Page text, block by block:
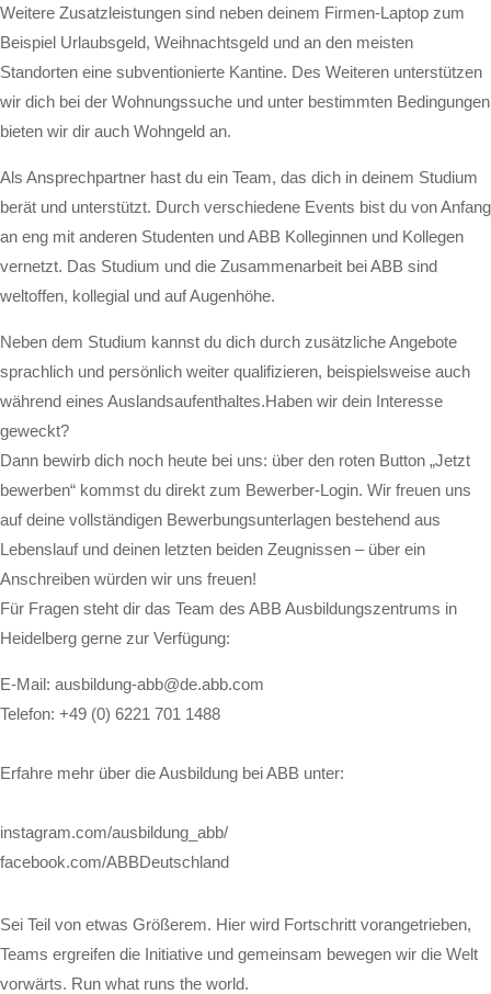
Weitere Zusatzleistungen sind neben deinem Firmen-Laptop zum
Beispiel Urlaubsgeld, Weihnachtsgeld und an den meisten
Standorten eine subventionierte Kantine. Des Weiteren unterstützen
wir dich bei der Wohnungssuche und unter bestimmten Bedingungen
bieten wir dir auch Wohngeld an.
Als Ansprechpartner hast du ein Team, das dich in deinem Studium
berät und unterstützt. Durch verschiedene Events bist du von Anfang
an eng mit anderen Studenten und ABB Kolleginnen und Kollegen
vernetzt. Das Studium und die Zusammenarbeit bei ABB sind
weltoffen, kollegial und auf Augenhöhe.
Neben dem Studium kannst du dich durch zusätzliche Angebote
sprachlich und persönlich weiter qualifizieren, beispielsweise auch
während eines Auslandsaufenthaltes.Haben wir dein Interesse
geweckt?
Dann bewirb dich noch heute bei uns: über den roten Button „Jetzt
bewerben“ kommst du direkt zum Bewerber-Login. Wir freuen uns
auf deine vollständigen Bewerbungsunterlagen bestehend aus
Lebenslauf und deinen letzten beiden Zeugnissen – über ein
Anschreiben würden wir uns freuen!
Für Fragen steht dir das Team des ABB Ausbildungszentrums in
Heidelberg gerne zur Verfügung:
E-Mail: ausbildung-abb@de.abb.com
Telefon: +49 (0) 6221 701 1488
Erfahre mehr über die Ausbildung bei ABB unter:
instagram.com/ausbildung_abb/
facebook.com/ABBDeutschland
Sei Teil von etwas Größerem. Hier wird Fortschritt vorangetrieben,
Teams ergreifen die Initiative und gemeinsam bewegen wir die Welt
vorwärts. Run what runs the world.